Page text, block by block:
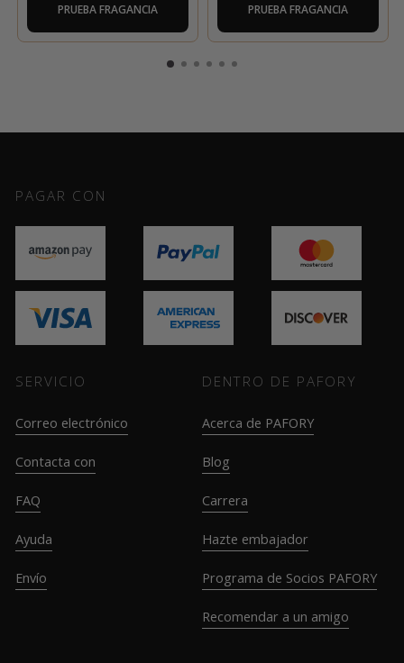
PRUEBA FRAGANCIA PRUEBA FRAGANCIA
PAGAR CON
SERVICIO
Correo electrónico
Contacta con
FAQ
Ayuda
Envío
DENTRO DE PAFORY
Acerca de PAFORY
Blog
Carrera
Hazte embajador
Programa de Socios PAFORY
Recomendar a un amigo